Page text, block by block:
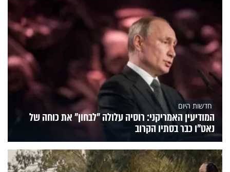
חדשות היום
המודיעין האמריקני: רוסיה עלולה "לבחון" את כוחה של
נאט"ו כבר בסתיו הקרוב